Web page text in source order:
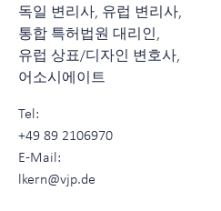
독일 변리사, 유럽 변리사,
통합 특허법원 대리인,
유럽 상표/디자인 변호사,
어소시에이트
Tel:
+49 89 2106970
E-Mail:
lkern@vjp.de